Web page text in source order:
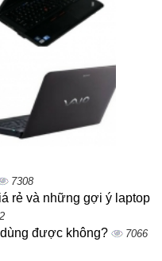
7308
rẻ và những gợi ý laptop
được không? 7066